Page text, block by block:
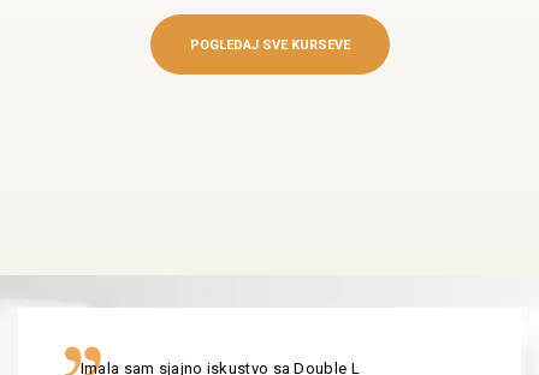
POGLEDAJ SVE KURSEVE
Imala sam sjajno iskustvo sa Double L